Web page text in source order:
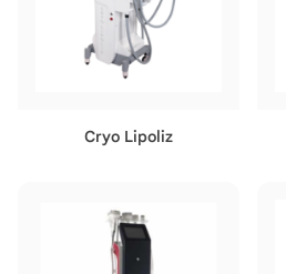
Cryo Lipoliz